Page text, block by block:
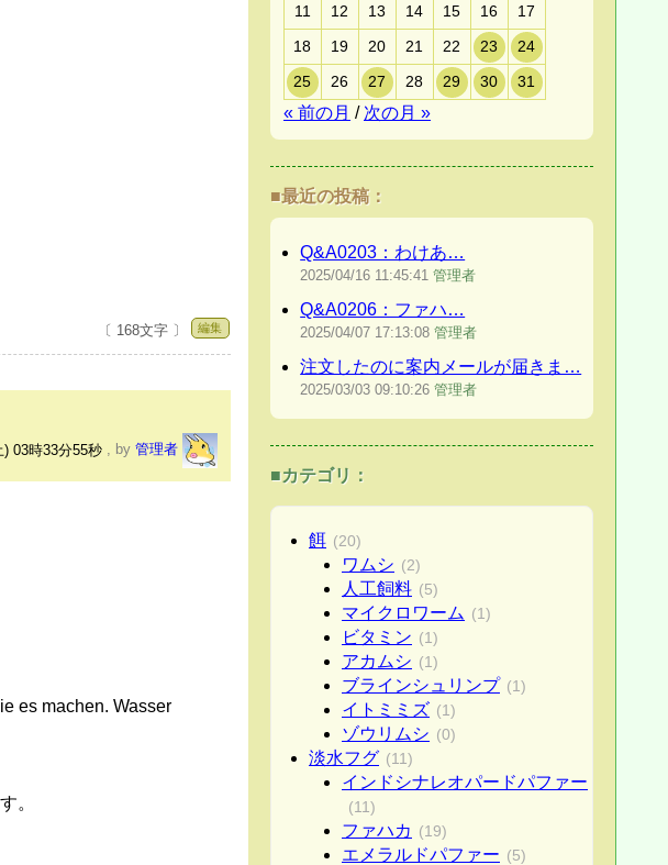
〔 168文字 〕 編集
) 03時33分55秒 , by 管理者
es machen. Wasser
。
11
12 13 14 15 16
17
18
19 20 21 22 23
24
25
26 27 28 29 30 31
« 前の月 / 次の月 »
■最近の投稿：
Q&A0203：わけあ…
2025/04/16 11:45:41 管理者
Q&A0206：ファハ…
2025/04/07 17:13:08 管理者
注文したのに案内メールが届きま…
2025/03/03 09:10:26 管理者
■カテゴリ：
餌 (20)
ワムシ (2)
人工飼料 (5)
マイクロワーム (1)
ビタミン (1)
アカムシ (1)
ブラインシュリンプ (1)
イトミミズ (1)
ゾウリムシ (0)
淡水フグ (11)
インドシナレオパードパファー
(11)
ファハカ (19)
エメラルドパファー (5)